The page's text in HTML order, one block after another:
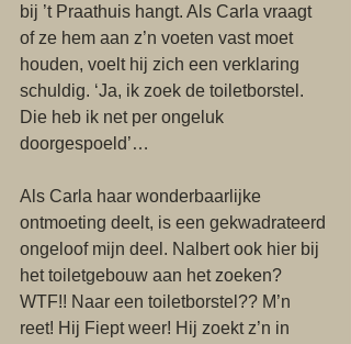
bij ’t Praathuis hangt. Als Carla vraagt
of ze hem aan z’n voeten vast moet
houden, voelt hij zich een verklaring
schuldig. ‘Ja, ik zoek de toiletborstel.
Die heb ik net per ongeluk
doorgespoeld’…
Als Carla haar wonderbaarlijke
ontmoeting deelt, is een gekwadrateerd
ongeloof mijn deel. Nalbert ook hier bij
het toiletgebouw aan het zoeken?
WTF!! Naar een toiletborstel?? M’n
reet! Hij Fiept weer! Hij zoekt z’n in